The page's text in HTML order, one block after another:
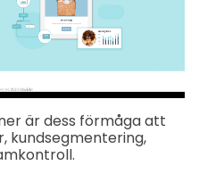
är dess förmåga att
kundsegmentering,